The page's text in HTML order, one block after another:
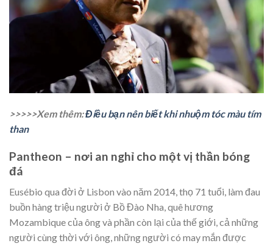
>>>>>Xem thêm:Điều bạn nên biết khi nhuộm tóc màu tím
than
Pantheon – nơi an nghỉ cho một vị thần bóng
đá
Eusébio qua đời ở Lisbon vào năm 2014, thọ 71 tuổi, làm đau
buồn hàng triệu người ở Bồ Đào Nha, quê hương
Mozambique của ông và phần còn lại của thế giới, cả những
người cùng thời với ông, những người có may mắn được